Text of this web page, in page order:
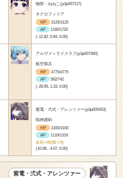
物部・ねねこ(p3p007217)
ネクロフィリア
HP
3125/3125
AP
1160/1720
(-12.82, 0.94, 0.00)
アルヴァ＝ラドスラフ(p3p007360)
航空猟兵
HP
4775/4775
AP
582/742
(-28.95, 1.33, 0.00)
紫電・弍式・アレンツァー(p3p005453)
戦神護剣
HP
3100/3100
AP
1119/1319
反応+40(残り6)
(10.08, -4.07, 0.00)
紫電・弍式・アレンツァー